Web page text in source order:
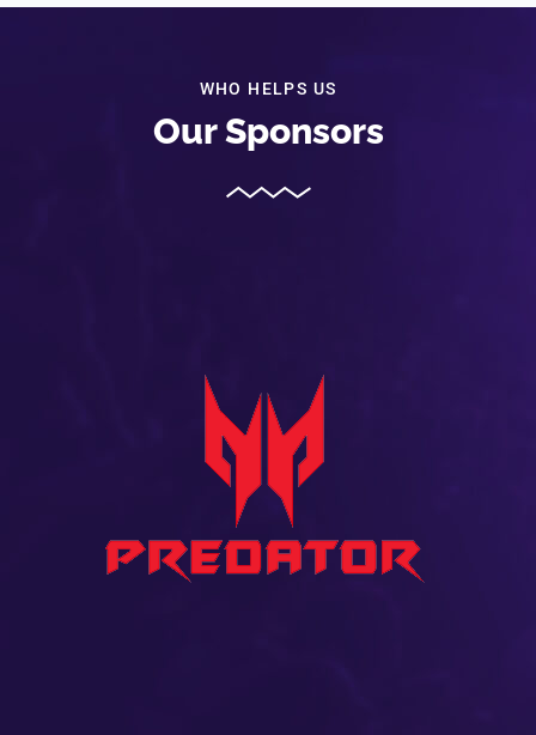
WHO HELPS US
Our Sponsors